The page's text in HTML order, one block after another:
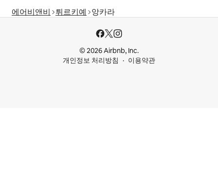
에어비앤비 튀르키예 앙카라
© 2026 Airbnb, Inc.
개인정보 처리방침
이용약관